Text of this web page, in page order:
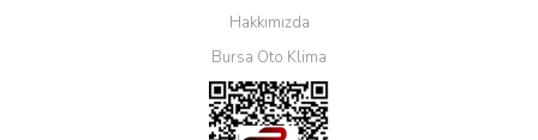
Yorum Yaz
Hakkımızda
Bursa Oto Klima